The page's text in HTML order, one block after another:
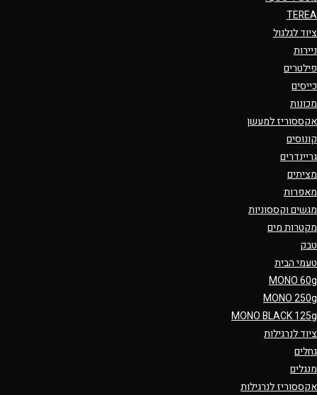
TEREA
ציוד לגלגול
ניירות
פילטרים
כייסים
מכונות
אקססוריז למעשן
קונוסים
גריינדרים
מציתים
מאפרות
מגשים וקססוניות
מקטרות מים
טבק
טעמי הבית
MONO 60g
MONO 250g
MONO BLACK 125g
ציוד לנרגילות
גחלים
מנגלים
אקססוריז לנרגילות